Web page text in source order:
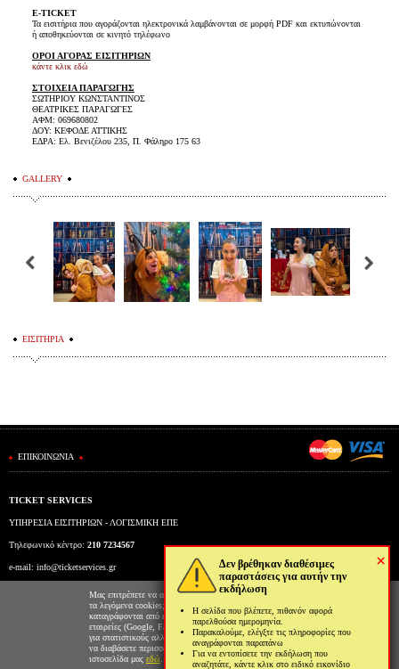
×
Δεν βρέθηκαν διαθέσιμες
παραστάσεις για αυτήν την
εκδήλωση
Η σελίδα που βλέπετε, πιθανόν αφορά
παρελθούσα ημερομηνία.
Παρακαλούμε, ελέγξτε τις πληροφορίες που
αναγράφονται παραπάνω
Για να εντοπίσετε την εκδήλωση που
αναζητάτε, κάντε κλικ στο ειδικό εικονίδιο
E-TICKET
Τα εισιτήρια που αγοράζονται ηλεκτρονικά λαμβάνονται σε μορφή PDF και εκτυπώνονται
ή αποθηκεύονται σε κινητό τηλέφωνο
ΟΡΟΙ ΑΓΟΡΑΣ ΕΙΣΙΤΗΡΙΩΝ
κάντε κλικ εδώ
ΣΤΟΙΧΕΙΑ ΠΑΡΑΓΩΓΗΣ
ΣΩΤΗΡΙΟΥ ΚΩΝΣΤΑΝΤΙΝΟΣ
ΘΕΑΤΡΙΚΕΣ ΠΑΡΑΓΩΓΕΣ
ΑΦΜ: 069680802
ΔΟΥ: ΚΕΦΟΔΕ ΑΤΤΙΚΗΣ
ΕΔΡΑ: Ελ. Βενιζέλου 235, Π. Φάληρο 175 63
GALLERY
ΕΙΣΙΤΗΡΙΑ
ΕΠΙΚΟΙΝΩΝΙΑ
TICKET SERVICES
ΥΠΗΡΕΣΙΑ ΕΙΣΙΤΗΡΙΩΝ - ΛΟΓΙΣΜΙΚΗ ΕΠΕ
Τηλεφωνικό κέντρο: 210 7234567
e-mail: info@ticketservices.gr
Εκδοτήριο: Πανεπιστημίου 39 (Στοά Πεσμαζόγλου), Αθήνα
Ώρες λειτουργίας εκδοτηρίου: Δευ-Παρ: 9πμ-5μμ
Μας επιτρέπετε να αποθηκεύουμε στον φυλλομετρητή σας
τα λεγόμενα cookies; Με αυτόν τον τρόπο θα
καταγράφονται από εμάς και τρίτες συνεργαζόμενες
εταιρείες (Google, Facebook κτλ) στοιχεία επισκεψιμότητας
για στατιστικούς αλλά και διαφημιστικούς λόγους. Μπορείτε
να διαβάσετε περισσότερα για την χρήση cookies από την
ιστοσελίδα μας εδώ